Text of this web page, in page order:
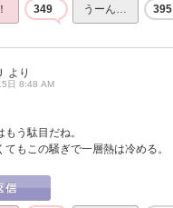
349 うーん… 395
より
日 8:48 AM
もう駄目だね。
てもこの騒ぎで一層熱は冷める。